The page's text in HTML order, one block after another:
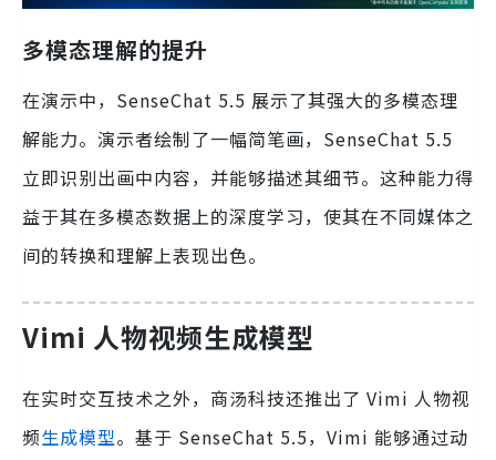
多模态理解的提升
在演示中，SenseChat 5.5 展示了其强大的多模态理
解能力。演示者绘制了一幅简笔画，SenseChat 5.5
立即识别出画中内容，并能够描述其细节。这种能力得
益于其在多模态数据上的深度学习，使其在不同媒体之
间的转换和理解上表现出色。
Vimi 人物视频生成模型
在实时交互技术之外，商汤科技还推出了 Vimi 人物视
频生成模型。基于 SenseChat 5.5，Vimi 能够通过动